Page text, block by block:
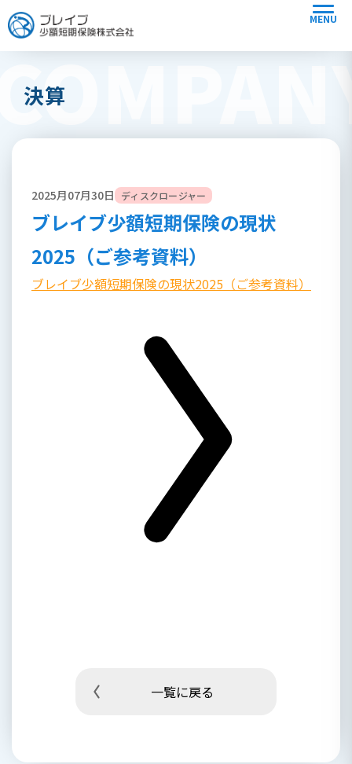
MENU
決算
2025月07月30日 ディスクロージャー
ブレイブ少額短期保険の現状
2025（ご参考資料）
ブレイブ少額短期保険の現状2025（ご参考資料）
一覧に戻る